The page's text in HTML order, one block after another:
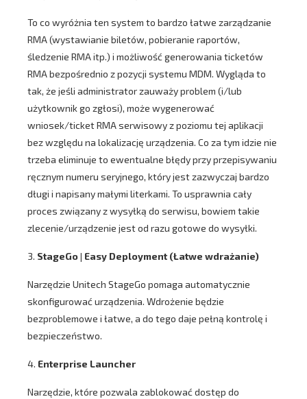
To co wyróżnia ten system to bardzo łatwe zarządzanie
RMA (wystawianie biletów, pobieranie raportów,
śledzenie RMA itp.) i możliwość generowania ticketów
RMA bezpośrednio z pozycji systemu MDM. Wygląda to
tak, że jeśli administrator zauważy problem (i/lub
użytkownik go zgłosi), może wygenerować
wniosek/ticket RMA serwisowy z poziomu tej aplikacji
bez względu na lokalizację urządzenia. Co za tym idzie nie
trzeba eliminuje to ewentualne błędy przy przepisywaniu
ręcznym numeru seryjnego, który jest zazwyczaj bardzo
długi i napisany małymi literkami. To usprawnia cały
proces związany z wysyłką do serwisu, bowiem takie
zlecenie/urządzenie jest od razu gotowe do wysyłki.
3. StageGo | Easy Deployment (Łatwe wdrażanie)
Narzędzie Unitech StageGo pomaga automatycznie
skonfigurować urządzenia. Wdrożenie będzie
bezproblemowe i łatwe, a do tego daje pełną kontrolę i
bezpieczeństwo.
4. Enterprise Launcher
Narzędzie, które pozwala zablokować dostęp do